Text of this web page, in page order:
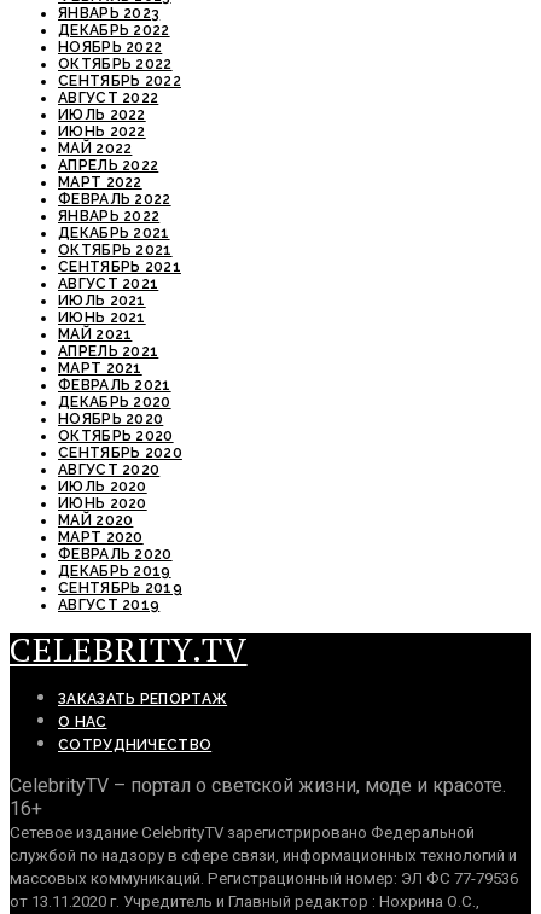
ЯНВАРЬ 2023
ДЕКАБРЬ 2022
НОЯБРЬ 2022
ОКТЯБРЬ 2022
СЕНТЯБРЬ 2022
АВГУСТ 2022
ИЮЛЬ 2022
ИЮНЬ 2022
МАЙ 2022
АПРЕЛЬ 2022
МАРТ 2022
ФЕВРАЛЬ 2022
ЯНВАРЬ 2022
ДЕКАБРЬ 2021
ОКТЯБРЬ 2021
СЕНТЯБРЬ 2021
АВГУСТ 2021
ИЮЛЬ 2021
ИЮНЬ 2021
МАЙ 2021
АПРЕЛЬ 2021
МАРТ 2021
ФЕВРАЛЬ 2021
ДЕКАБРЬ 2020
НОЯБРЬ 2020
ОКТЯБРЬ 2020
СЕНТЯБРЬ 2020
АВГУСТ 2020
ИЮЛЬ 2020
ИЮНЬ 2020
МАЙ 2020
МАРТ 2020
ФЕВРАЛЬ 2020
ДЕКАБРЬ 2019
СЕНТЯБРЬ 2019
АВГУСТ 2019
CELEBRITY.TV
ЗАКАЗАТЬ РЕПОРТАЖ
О НАС
СОТРУДНИЧЕСТВО
CelebrityTV – портал о светской жизни, моде и красоте.
16+
Сетевое издание CelebrityTV зарегистрировано Федеральной
службой по надзору в сфере связи, информационных технологий и
массовых коммуникаций. Регистрационный номер: ЭЛ ФС 77-79536
от 13.11.2020 г. Учредитель и Главный редактор : Нохрина О.С.,